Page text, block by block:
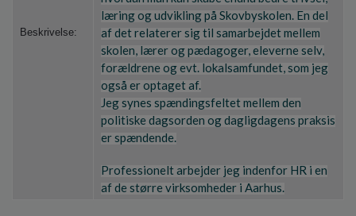
Beskrivelse:
læring og udvikling på Skovbyskolen. En del
af det relaterer sig til samarbejdet mellem
skolen, lærer og pædagoger, eleverne selv,
forældrene og evt. lokalsamfundet, som jeg
også er optaget af.
Jeg synes spændingsfeltet mellem den
politiske dagsorden og dagligdagens praksis
er spændende.
Professionelt arbejder jeg indenfor HR i en
af de større virksomheder i Aarhus.